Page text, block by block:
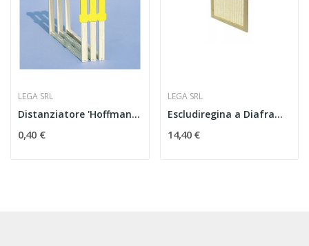
LEGA SRL
Distanziatore 'Hoffman', in plastica
0,40 €
LEGA SRL
Escludiregina a Diaframma Misura Dadant in...
14,40 €